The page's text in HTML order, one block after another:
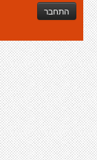
התחבר